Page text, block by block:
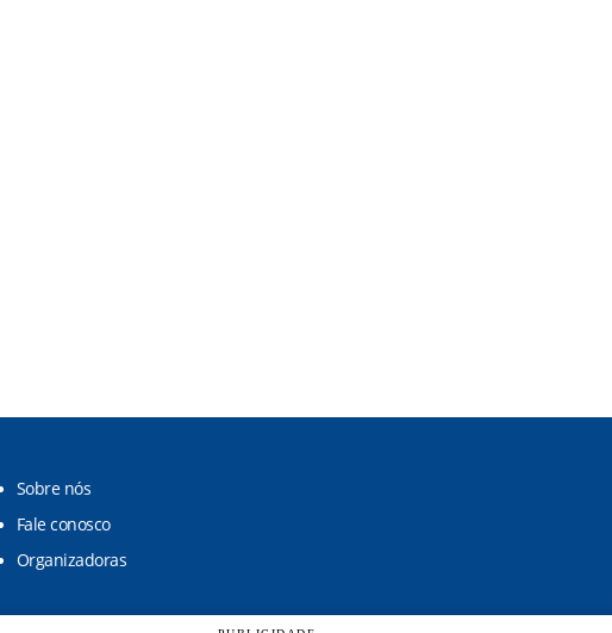
Sobre nós
Fale conosco
Organizadoras